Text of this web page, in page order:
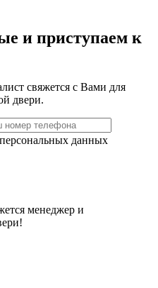
и приступаем к
свяжется с Вами для
двери.
данных
менеджер и